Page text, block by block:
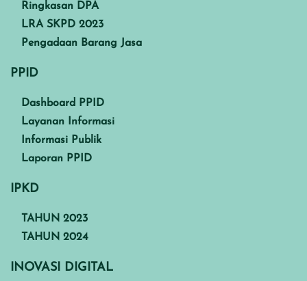
Ringkasan DPA
LRA SKPD 2023
Pengadaan Barang Jasa
PPID
Dashboard PPID
Layanan Informasi
Informasi Publik
Laporan PPID
IPKD
TAHUN 2023
TAHUN 2024
INOVASI DIGITAL